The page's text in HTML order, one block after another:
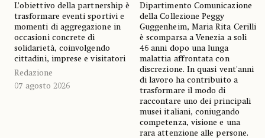
L’obiettivo della partnership è
trasformare eventi sportivi e
momenti di aggregazione in
occasioni concrete di
solidarietà, coinvolgendo
cittadini, imprese e visitatori
Redazione
07 agosto 2026
Dipartimento Comunicazione
della Collezione Peggy
Guggenheim, Maria Rita Cerilli
è scomparsa a Venezia a soli
46 anni dopo una lunga
malattia affrontata con
discrezione. In quasi vent'anni
di lavoro ha contribuito a
trasformare il modo di
raccontare uno dei principali
musei italiani, coniugando
competenza, visione e una
rara attenzione alle persone.